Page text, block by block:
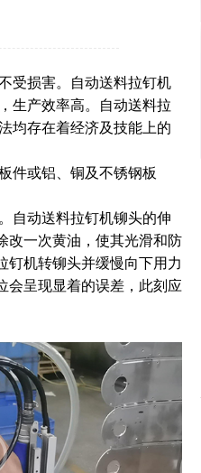
受损害。
自动送料拉钉机
生产效率高。自动送料拉
均存在着经济及技能上的
件或铝、铜及不锈钢板
自动送料拉钉机铆头的伸
改一次黄油，使其光滑和防
钉机转铆头并缓慢向下用力
会呈现显着的误差，此刻应